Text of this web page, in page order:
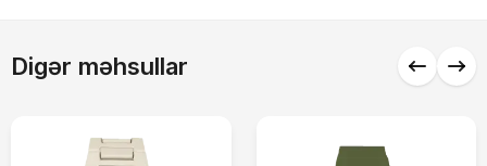
Digər məhsullar